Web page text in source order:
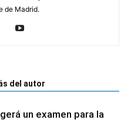
de Madrid.
del autor
un examen para la